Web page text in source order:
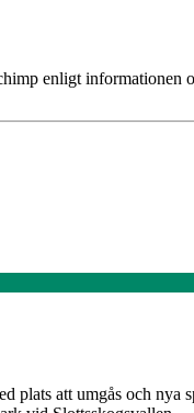
enligt informationen
plats att umgås och